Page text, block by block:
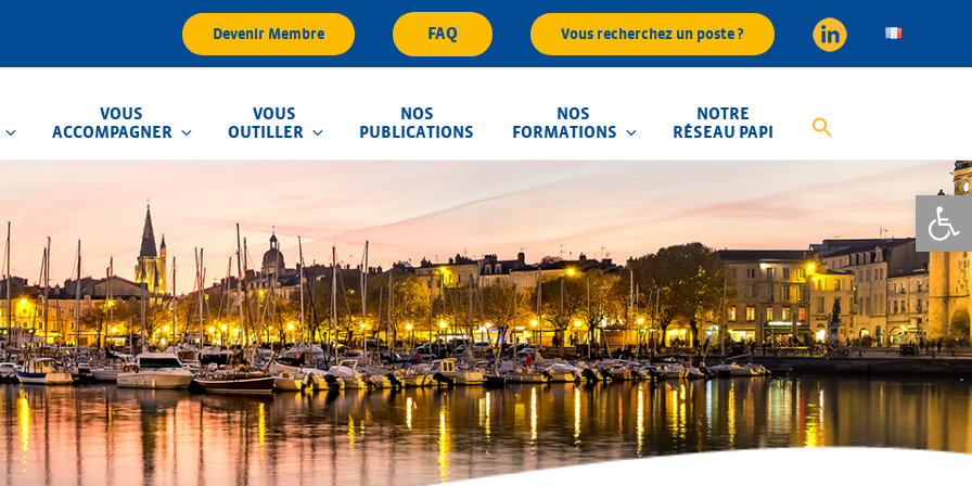
Ouvrir
Devenir Membre FAQ Vous recherchez un poste ?
VOUS
ACCOMPAGNER
VOUS
OUTILLER
NOS
PUBLICATIONS
NOS
FORMATIONS
NOTRE
RÉSEAU PAPI
d'Inondation